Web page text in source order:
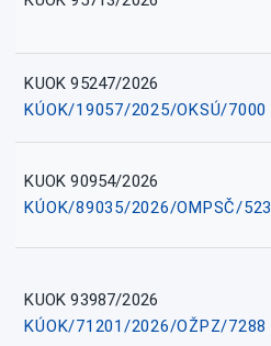
KUOK 95247/2026
KÚOK/19057/2025/OKSÚ/7000
KUOK 90954/2026
KÚOK/89035/2026/OMPSČ/523
KUOK 93987/2026
KÚOK/71201/2026/OŽPZ/7288